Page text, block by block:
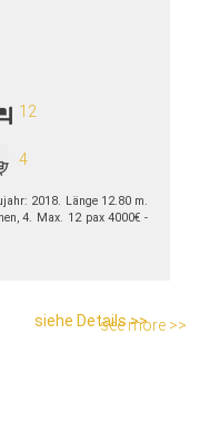
12
4
2018. Länge 12.80 m.
4. Max. 12 pax 4000€ -
siehe Details >>
see more >>